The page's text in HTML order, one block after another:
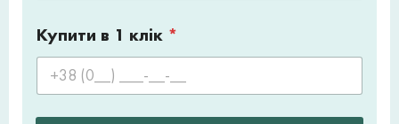
Купити в 1 клік *